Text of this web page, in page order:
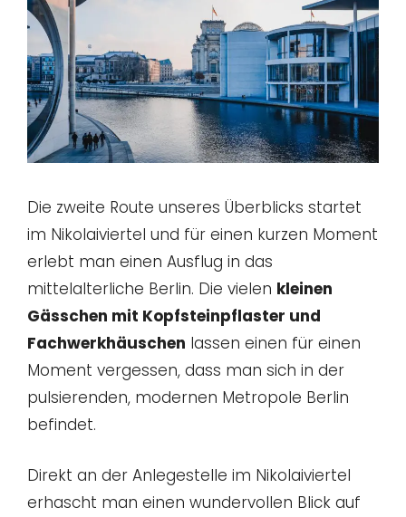
Die zweite Route unseres Überblicks startet
im Nikolaiviertel und für einen kurzen Moment
erlebt man einen Ausflug in das
mittelalterliche Berlin. Die vielen kleinen
Gässchen mit Kopfsteinpflaster und
Fachwerkhäuschen lassen einen für einen
Moment vergessen, dass man sich in der
pulsierenden, modernen Metropole Berlin
befindet.
Direkt an der Anlegestelle im Nikolaiviertel
erhascht man einen wundervollen Blick auf